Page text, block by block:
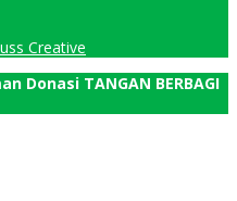
Creative
Donasi TANGAN BERBAGI